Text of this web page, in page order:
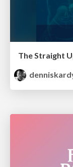
The Straight